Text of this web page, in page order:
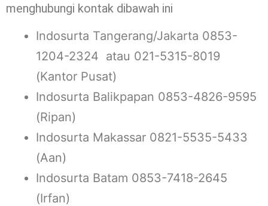
menghubungi kontak dibawah ini
Indosurta Tangerang/Jakarta 0853-
1204-2324 atau 021-5315-8019
(Kantor Pusat)
Indosurta Balikpapan 0853-4826-9595
(Ripan)
Indosurta Makassar 0821-5535-5433
(Aan)
Indosurta Batam 0853-7418-2645
(Irfan)